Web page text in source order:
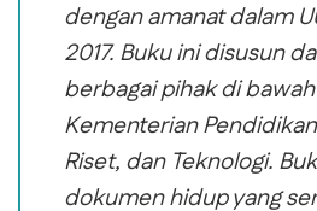
dengan amanat dalam
2017. Buku ini disusun
berbagai pihak di
Kementerian
Riset, dan Teknologi.
dokumen hidup yang